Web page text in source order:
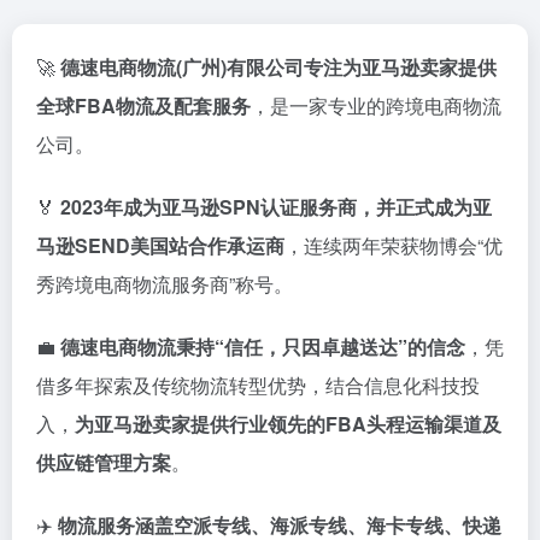
🚀德速电商物流(广州)有限公司专注为亚马逊卖家提供
全球FBA物流及配套服务 ， 是一家专业的跨境电商物流
公司。
🏅 2023年成为亚马逊SPN认证服务商， 并正式成为亚
马逊SEND美国站合作承运商 ， 连续两年荣获物博会“优
秀跨境电商物流服务商”称号。
💼 德速电商物流秉持“信任， 只因卓越送达”的信念 ， 凭
借多年探索及传统物流转型优势， 结合信息化科技投
入， 为亚马逊卖家提供行业领先的FBA头程运输渠道及
供应链管理方案。
✈️ 物流服务涵盖空派专线、 海派专线、 海卡专线、快递